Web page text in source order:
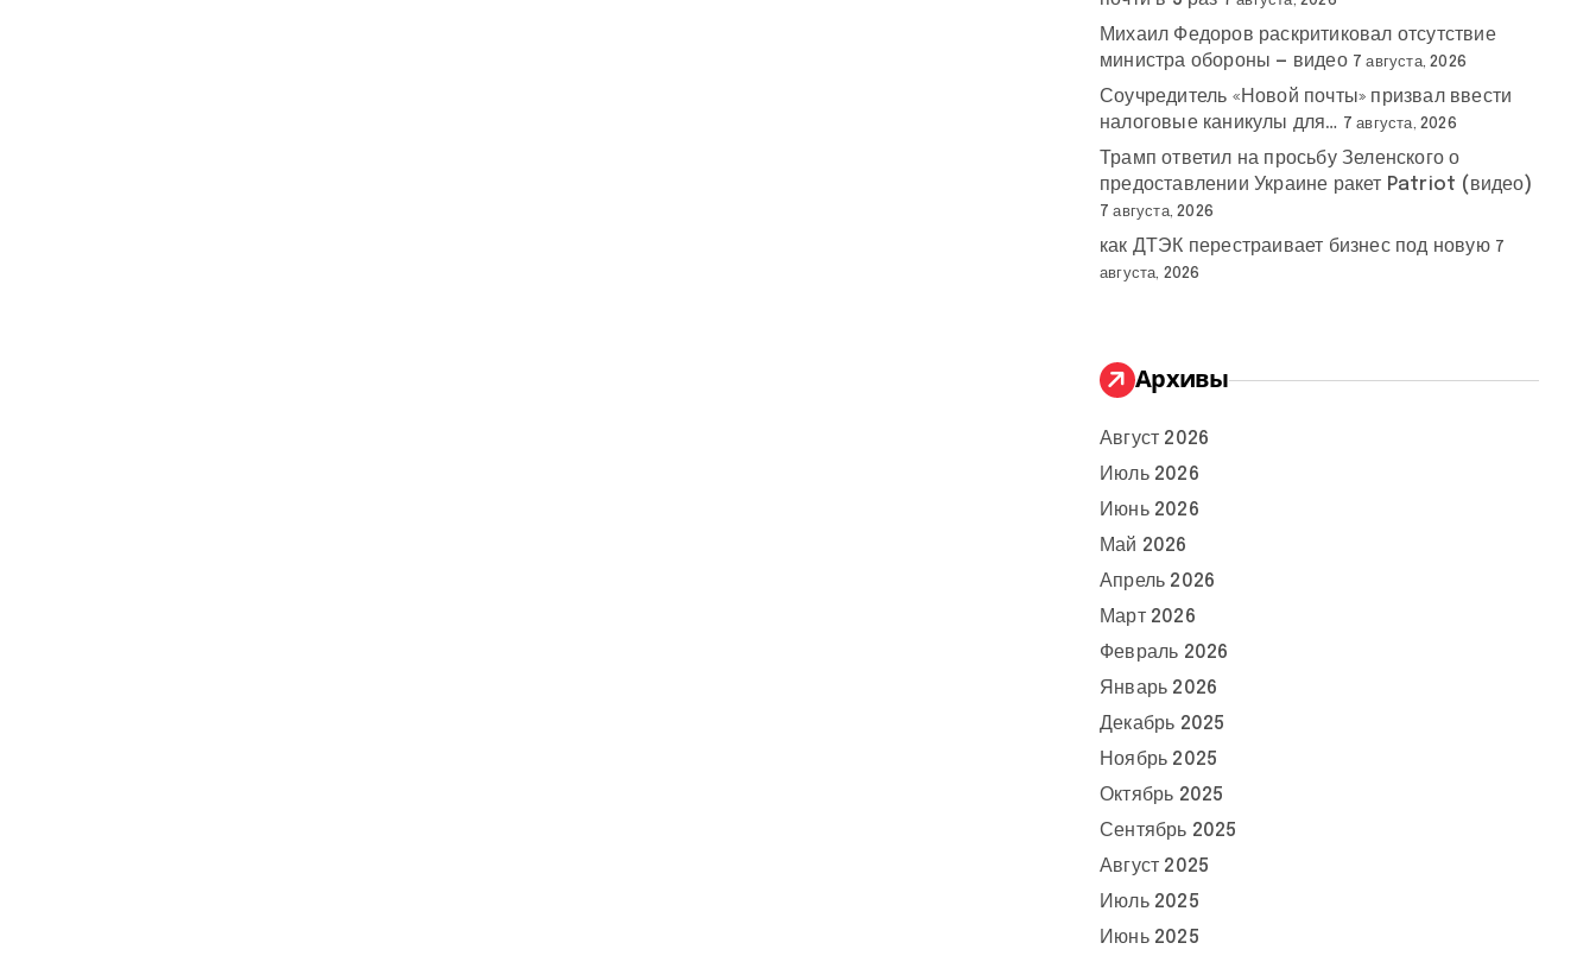
Михаил Федоров раскритиковал отсутствие
министра обороны — видео 7 августа, 2026
Соучредитель «Новой почты» призвал ввести
налоговые каникулы для… 7 августа, 2026
Трамп ответил на просьбу Зеленского о
предоставлении Украине ракет Patriot (видео)
7 августа, 2026
как ДТЭК перестраивает бизнес под новую 7
августа, 2026
Архивы
Август 2026
Июль 2026
Июнь 2026
Май 2026
Апрель 2026
Март 2026
Февраль 2026
Январь 2026
Декабрь 2025
Ноябрь 2025
Октябрь 2025
Сентябрь 2025
Август 2025
Июль 2025
Июнь 2025